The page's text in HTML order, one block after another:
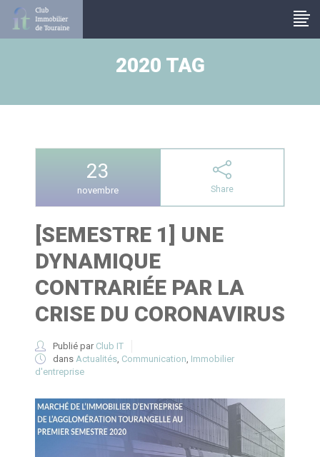
2020 TAG
23
novembre Share
[SEMESTRE 1] UNE
DYNAMIQUE
CONTRARIÉE PAR LA
CRISE DU CORONAVIRUS
Publié par Club IT
dans Actualités, Communication, Immobilier
d'entreprise
Panneau de gestion des cookies